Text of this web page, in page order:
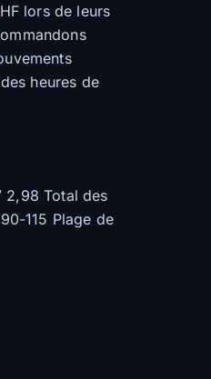
lors de leurs
heures de
2,98 Total des
115 Plage de